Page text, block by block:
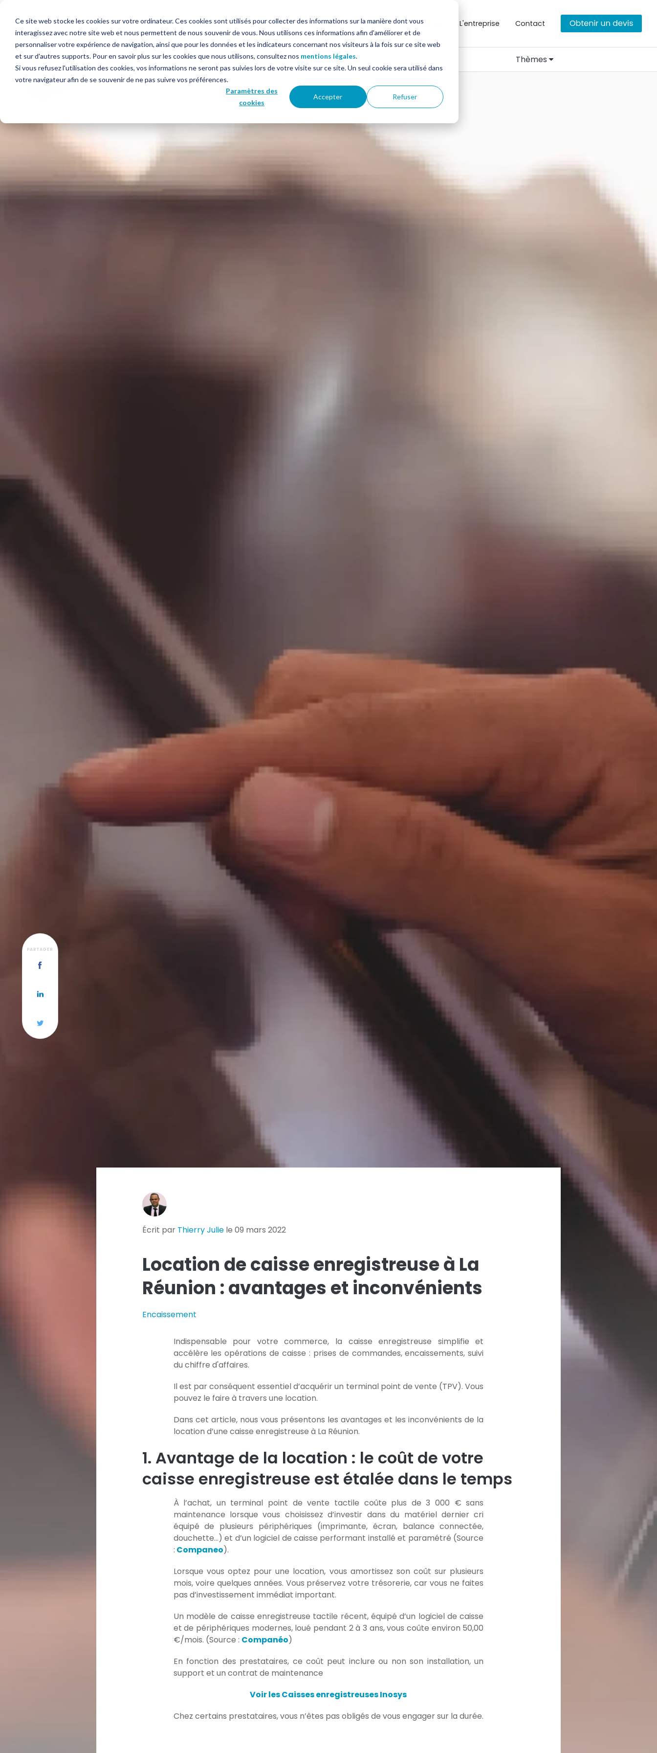
Ce site web stocke les cookies sur votre ordinateur. Ces cookies sont utilisés pour collecter des informations sur la manière dont vous
interagissez avec notre site web et nous permettent de nous souvenir de vous. Nous utilisons ces informations afin d'améliorer et de
personnaliser votre expérience de navigation, ainsi que pour les données et les indicateurs concernant nos visiteurs à la fois sur ce site web
et sur d'autres supports. Pour en savoir plus sur les cookies que nous utilisons, consultez nos mentions légales.
Si vous refusez l'utilisation des cookies, vos informations ne seront pas suivies lors de votre visite sur ce site. Un seul cookie sera utilisé dans
votre navigateur afin de se souvenir de ne pas suivre vos préférences.
Paramètres des
cookies
Accepter Refuser
Votre besoin Solutions Services Le blog Ressources L'entreprise Contact
Accueil»Blog»Encaissement Thèmes
Écrit par Thierry Julie le 09 mars 2022
Location de caisse enregistreuse à La
Réunion : avantages et inconvénients
Encaissement
Indispensable pour votre commerce, la caisse enregistreuse simplifie et
accélère les opérations de caisse : prises de commandes, encaissements, suivi
du chiffre d'affaires.
Il est par conséquent essentiel d’acquérir un terminal point de vente (TPV). Vous
pouvez le faire à travers une location.
Dans cet article, nous vous présentons les avantages et les inconvénients de la
location d’une caisse enregistreuse à La Réunion.
1. Avantage de la location : le coût de votre
caisse enregistreuse est étalée dans le temps
À l’achat, un terminal point de vente tactile coûte plus de 3 000 € sans
maintenance lorsque vous choisissez d’investir dans du matériel dernier cri
équipé de plusieurs périphériques (imprimante, écran, balance connectée,
douchette…) et d’un logiciel de caisse performant installé et paramétré (Source
: Companeo).
Lorsque vous optez pour une location, vous amortissez son coût sur plusieurs
mois, voire quelques années. Vous préservez votre trésorerie, car vous ne faites
pas d’investissement immédiat important.
Un modèle de caisse enregistreuse tactile récent, équipé d’un logiciel de caisse
et de périphériques modernes, loué pendant 2 à 3 ans, vous coûte environ 50,00
€/mois. (Source : Companéo)
En fonction des prestataires, ce coût peut inclure ou non son installation, un
support et un contrat de maintenance
Voir les Caisses enregistreuses Inosys
Chez certains prestataires, vous n’êtes pas obligés de vous engager sur la durée.
PARTAGER